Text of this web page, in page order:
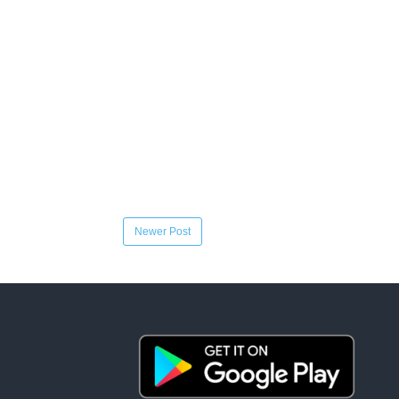
Newer Post